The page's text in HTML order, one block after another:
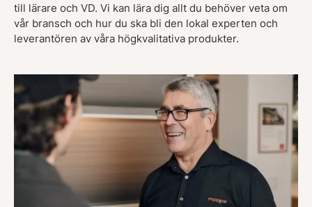
till lärare och VD. Vi kan lära dig allt du behöver veta om
vår bransch och hur du ska bli den lokal experten och
leverantören av våra högkvalitativa produkter.